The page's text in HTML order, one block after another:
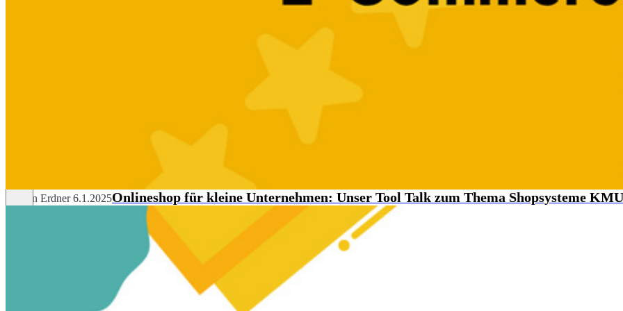
Marvin Erdner 6.1.2025Onlineshop für kleine Unternehmen: Unser Tool Talk zum Thema Shopsysteme KMU